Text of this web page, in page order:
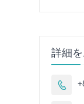
詳細
